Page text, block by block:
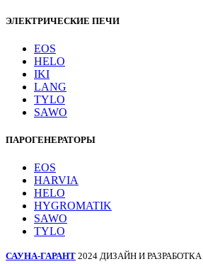
ЭЛЕКТРИЧЕСКИЕ ПЕЧИ
EOS
HELO
IKI
LANG
TYLO
SAWO
ПАРОГЕНЕРАТОРЫ
EOS
HARVIA
HELO
HYGROMATIK
SAWO
TYLO
САУНА-ГАРАНТ 2024 ДИЗАЙН И РАЗРАБОТКА